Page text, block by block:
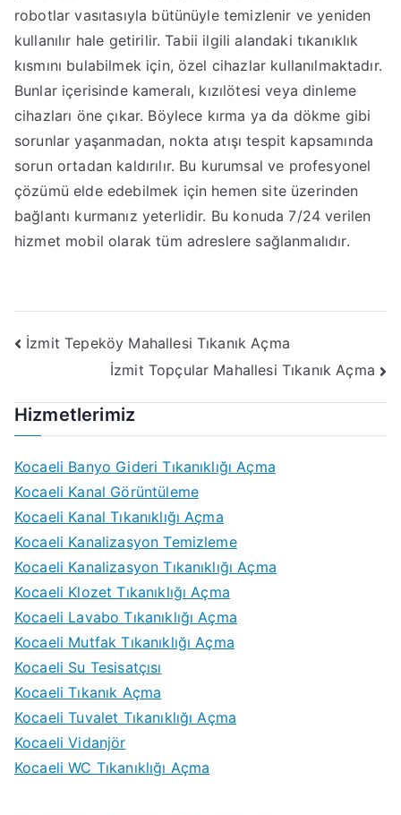
robotlar vasıtasıyla bütünüyle temizlenir ve yeniden
kullanılır hale getirilir. Tabii ilgili alandaki tıkanıklık
kısmını bulabilmek için, özel cihazlar kullanılmaktadır.
Bunlar içerisinde kameralı, kızılötesi veya dinleme
cihazları öne çıkar. Böylece kırma ya da dökme gibi
sorunlar yaşanmadan, nokta atışı tespit kapsamında
sorun ortadan kaldırılır. Bu kurumsal ve profesyonel
çözümü elde edebilmek için hemen site üzerinden
bağlantı kurmanız yeterlidir. Bu konuda 7/24 verilen
hizmet mobil olarak tüm adreslere sağlanmalıdır.
Yazı
gezinmesi
İzmit Tepeköy Mahallesi Tıkanık Açma
İzmit Topçular Mahallesi Tıkanık Açma
Hizmetlerimiz
Kocaeli Banyo Gideri Tıkanıklığı Açma
Kocaeli Kanal Görüntüleme
Kocaeli Kanal Tıkanıklığı Açma
Kocaeli Kanalizasyon Temizleme
Kocaeli Kanalizasyon Tıkanıklığı Açma
Kocaeli Klozet Tıkanıklığı Açma
Kocaeli Lavabo Tıkanıklığı Açma
Kocaeli Mutfak Tıkanıklığı Açma
Kocaeli Su Tesisatçısı
Kocaeli Tıkanık Açma
Kocaeli Tuvalet Tıkanıklığı Açma
Kocaeli Vidanjör
Kocaeli WC Tıkanıklığı Açma